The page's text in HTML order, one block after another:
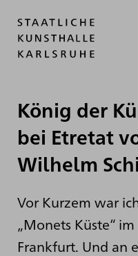
König der
bei Etretat
Wilhelm
Vor Kurzem war
„Monets Küste“
Frankfurt. Und an